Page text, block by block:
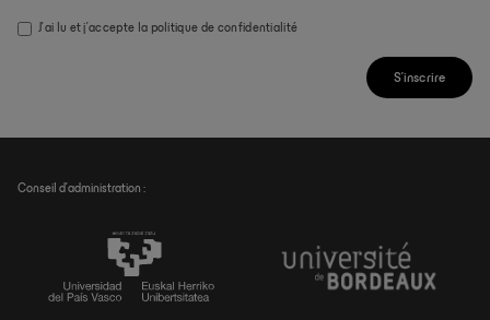
S'inscrire
J’ai lu et j’accepte la politique de confidentialité
Conseil d’administration :